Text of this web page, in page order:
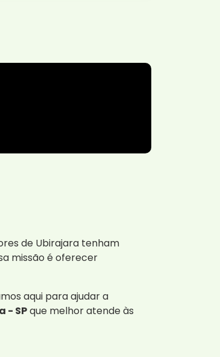
de Ubirajara tenham
missão é oferecer
aqui para ajudar a
- SPque melhor atende às